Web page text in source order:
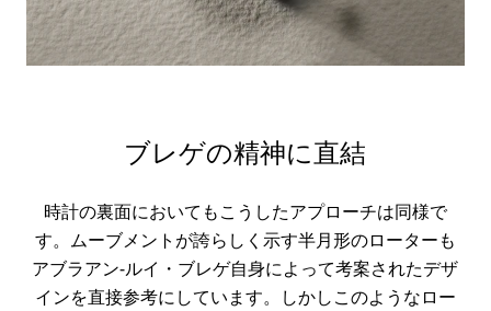
ブレゲの精神に直結
時計の裏面においてもこうしたアプローチは同様で
す。ムーブメントが誇らしく示す半月形のローターも
アブラアン-ルイ・ブレゲ自身によって考案されたデザ
インを直接参考にしています。しかしこのようなロー